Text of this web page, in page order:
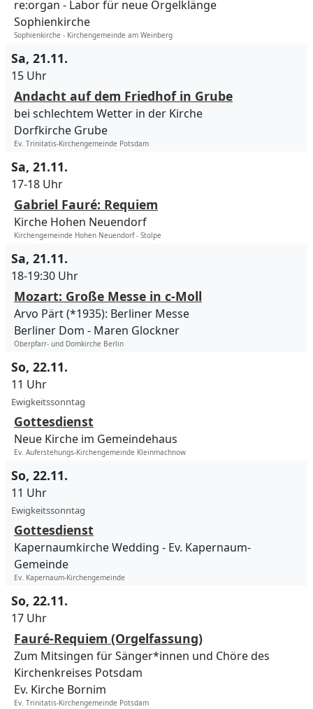
re:organ - Labor für neue Orgelklänge
Sophienkirche
Sophienkirche - Kirchengemeinde am Weinberg
Sa, 21.11.
15 Uhr
Andacht auf dem Friedhof in Grube
bei schlechtem Wetter in der Kirche
Dorfkirche Grube
Ev. Trinitatis-Kirchengemeinde Potsdam
Sa, 21.11.
17-18 Uhr
Gabriel Fauré: Requiem
Kirche Hohen Neuendorf
Kirchengemeinde Hohen Neuendorf - Stolpe
Sa, 21.11.
18-19:30 Uhr
Mozart: Große Messe in c-Moll
Arvo Pärt (*1935): Berliner Messe
Berliner Dom
Maren Glockner
Oberpfarr- und Domkirche Berlin
So, 22.11.
11 Uhr
Ewigkeitssonntag
Gottesdienst
Neue Kirche im Gemeindehaus
Ev. Auferstehungs-Kirchengemeinde Kleinmachnow
So, 22.11.
11 Uhr
Ewigkeitssonntag
Gottesdienst
Kapernaumkirche Wedding
Ev. Kapernaum-
Gemeinde
Ev. Kapernaum-Kirchengemeinde
So, 22.11.
17 Uhr
Fauré-Requiem (Orgelfassung)
Zum Mitsingen für Sänger*innen und Chöre des
Kirchenkreises Potsdam
Ev. Kirche Bornim
Ev. Trinitatis-Kirchengemeinde Potsdam